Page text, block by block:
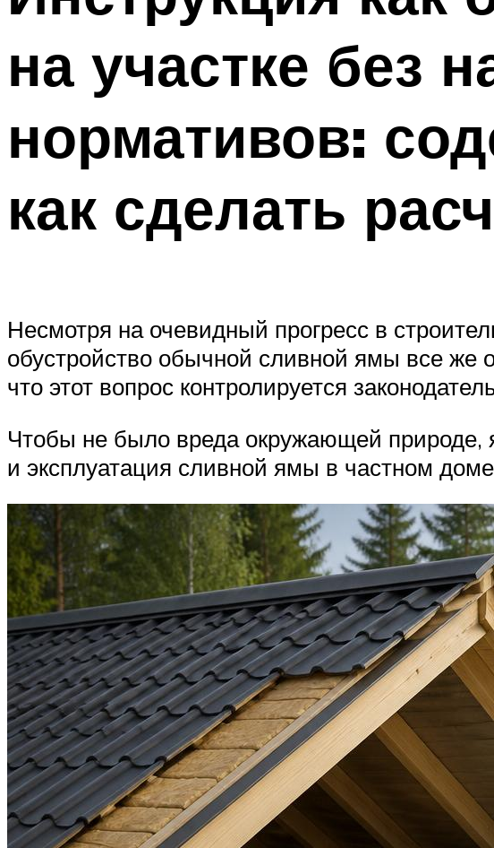
на участке без
нормативов:
как сделать
Несмотря на очевидный прогресс в
обустройство обычной сливной ямы все же
что этот вопрос контролируется
Чтобы не было вреда окружающей природе,
и эксплуатация сливной ямы в частном